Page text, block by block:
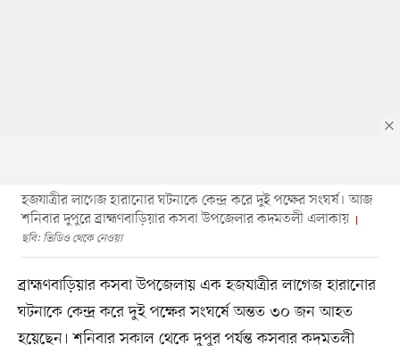
হজযাত্রীর লাগেজ হারানোর ঘটনাকে কেন্দ্র করে দুই পক্ষের সংঘর্ষ। আজ
শনিবার দুপুরে ব্রাহ্মণবাড়িয়ার কসবা উপজেলার কদমতলী এলাকায়
ছবি: ভিডিও থেকে নেওয়া
ব্রাহ্মণবাড়িয়ার কসবা উপজেলায় এক হজযাত্রীর লাগেজ হারানোর
ঘটনাকে কেন্দ্র করে দুই পক্ষের সংঘর্ষে অন্তত ৩০ জন আহত
হয়েছেন। শনিবার সকাল থেকে দুপুর পর্যন্ত কসবার কদমতলী